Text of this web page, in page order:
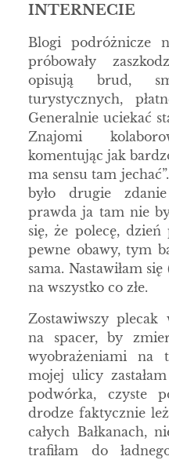
INTERNECIE
Blogi podróżnicze
próbowały
opisują brud,
turystycznych,
Generalnie uciekać
Znajomi
komentując jak
ma sensu tam
było drugie
prawda ja tam nie
się, że polecę,
pewne obawy, tym
sama. Nastawiłam
na wszystko co złe.
Zostawiwszy plecak
na spacer, by
wyobrażeniami na
mojej ulicy
podwórka, czyste
drodze faktycznie
całych Bałkanach,
trafiłam do